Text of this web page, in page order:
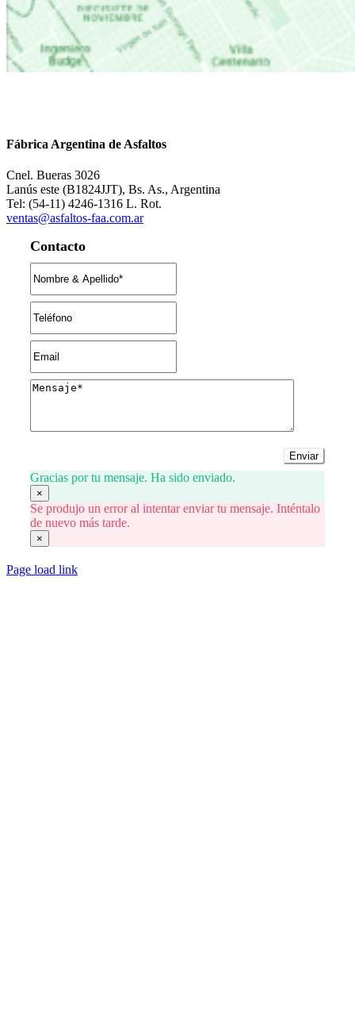
Fábrica Argentina de Asfaltos
Cnel. Bueras 3026
Lanús este (B1824JJT), Bs. As., Argentina
Tel: (54-11) 4246-1316 L. Rot.
ventas@asfaltos-faa.com.ar
Contacto
Enviar
Gracias por tu mensaje. Ha sido enviado.
×
Se produjo un error al intentar enviar tu mensaje. Inténtalo
de nuevo más tarde.
×
Page load link